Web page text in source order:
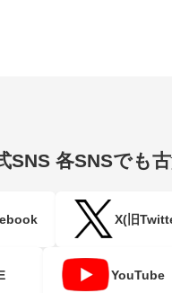
SNS 各SNSでも
X(旧
YouTube